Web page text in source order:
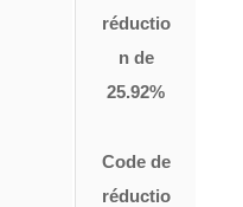
réductio
n de
25.92%
Code de
réductio